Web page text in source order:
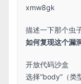
xmw8gk
描述一下那个虫
如何复现这个漏
开放代码沙盒
选择“body”（